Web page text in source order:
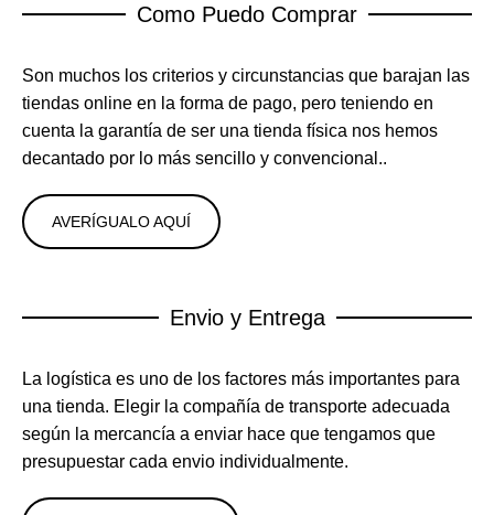
Como Puedo Comprar
Son muchos los criterios y circunstancias que barajan las
tiendas online en la forma de pago, pero teniendo en
cuenta la garantía de ser una tienda física nos hemos
decantado por lo más sencillo y convencional..
AVERÍGUALO AQUÍ
Envio y Entrega
La logística es uno de los factores más importantes para
una tienda. Elegir la compañía de transporte adecuada
según la mercancía a enviar hace que tengamos que
presupuestar cada envio individualmente.